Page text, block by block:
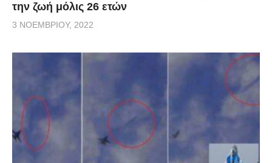
την ζωή μόλις 26 ετών
3 ΝΟΕΜΒΡΊΟΥ, 2022